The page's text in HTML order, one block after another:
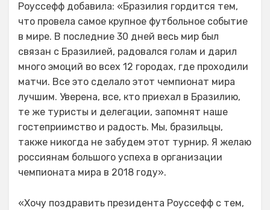
Роуссефф добавила: «Бразилия гордится тем,
что провела самое крупное футбольное событие
в мире. В последние 30 дней весь мир был
связан с Бразилией, радовался голам и дарил
много эмоций во всех 12 городах, где проходили
матчи. Все это сделало этот чемпионат мира
лучшим. Уверена, все, кто приехал в Бразилию,
те же туристы и делегации, запомнят наше
гостеприимство и радость. Мы, бразильцы,
также никогда не забудем этот турнир. Я желаю
россиянам большого успеха в организации
чемпионата мира в 2018 году».
«Хочу поздравить президента Роуссефф с тем,